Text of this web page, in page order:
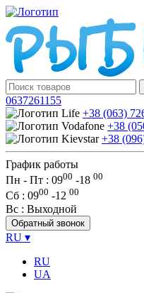
0637261155
+38 (063)
+38
+38
График работы
Пн - Пт : 0900 -18 00
Сб : 0900 -12 00
Вс : Выходной
Обратный звонок
RU ▾
RU
UA